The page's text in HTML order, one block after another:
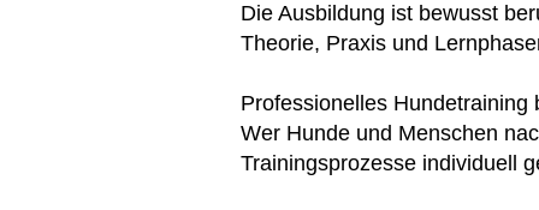
Die Ausbildung ist bewusst
Theorie, Praxis und
Professionelles
Wer Hunde und Menschen
Trainingsprozesse individuell